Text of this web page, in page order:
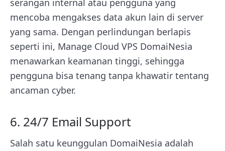
mencoba mengakses data akun lain di server
yang sama. Dengan perlindungan berlapis
seperti ini, Manage Cloud VPS DomaiNesia
menawarkan keamanan tinggi, sehingga
pengguna bisa tenang tanpa khawatir tentang
ancaman cyber.
6. 24/7 Email Support
Salah satu keunggulan DomaiNesia adalah